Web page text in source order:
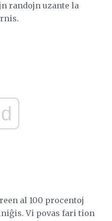
randojn uzante la
al 100 procentoj
Vi povas fari tion